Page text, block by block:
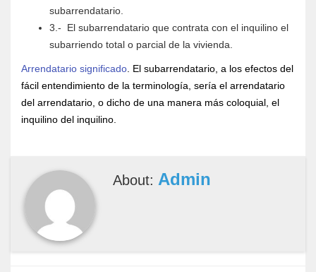
subarrendatario.
3.- El subarrendatario que contrata con el inquilino el
subarriendo total o parcial de la vivienda.
Arrendatario significado . El subarrendatario, a los efectos del
fácil entendimiento de la terminología, sería el arrendatario
del arrendatario, o dicho de una manera más coloquial, el
inquilino del inquilino.
About: Admin